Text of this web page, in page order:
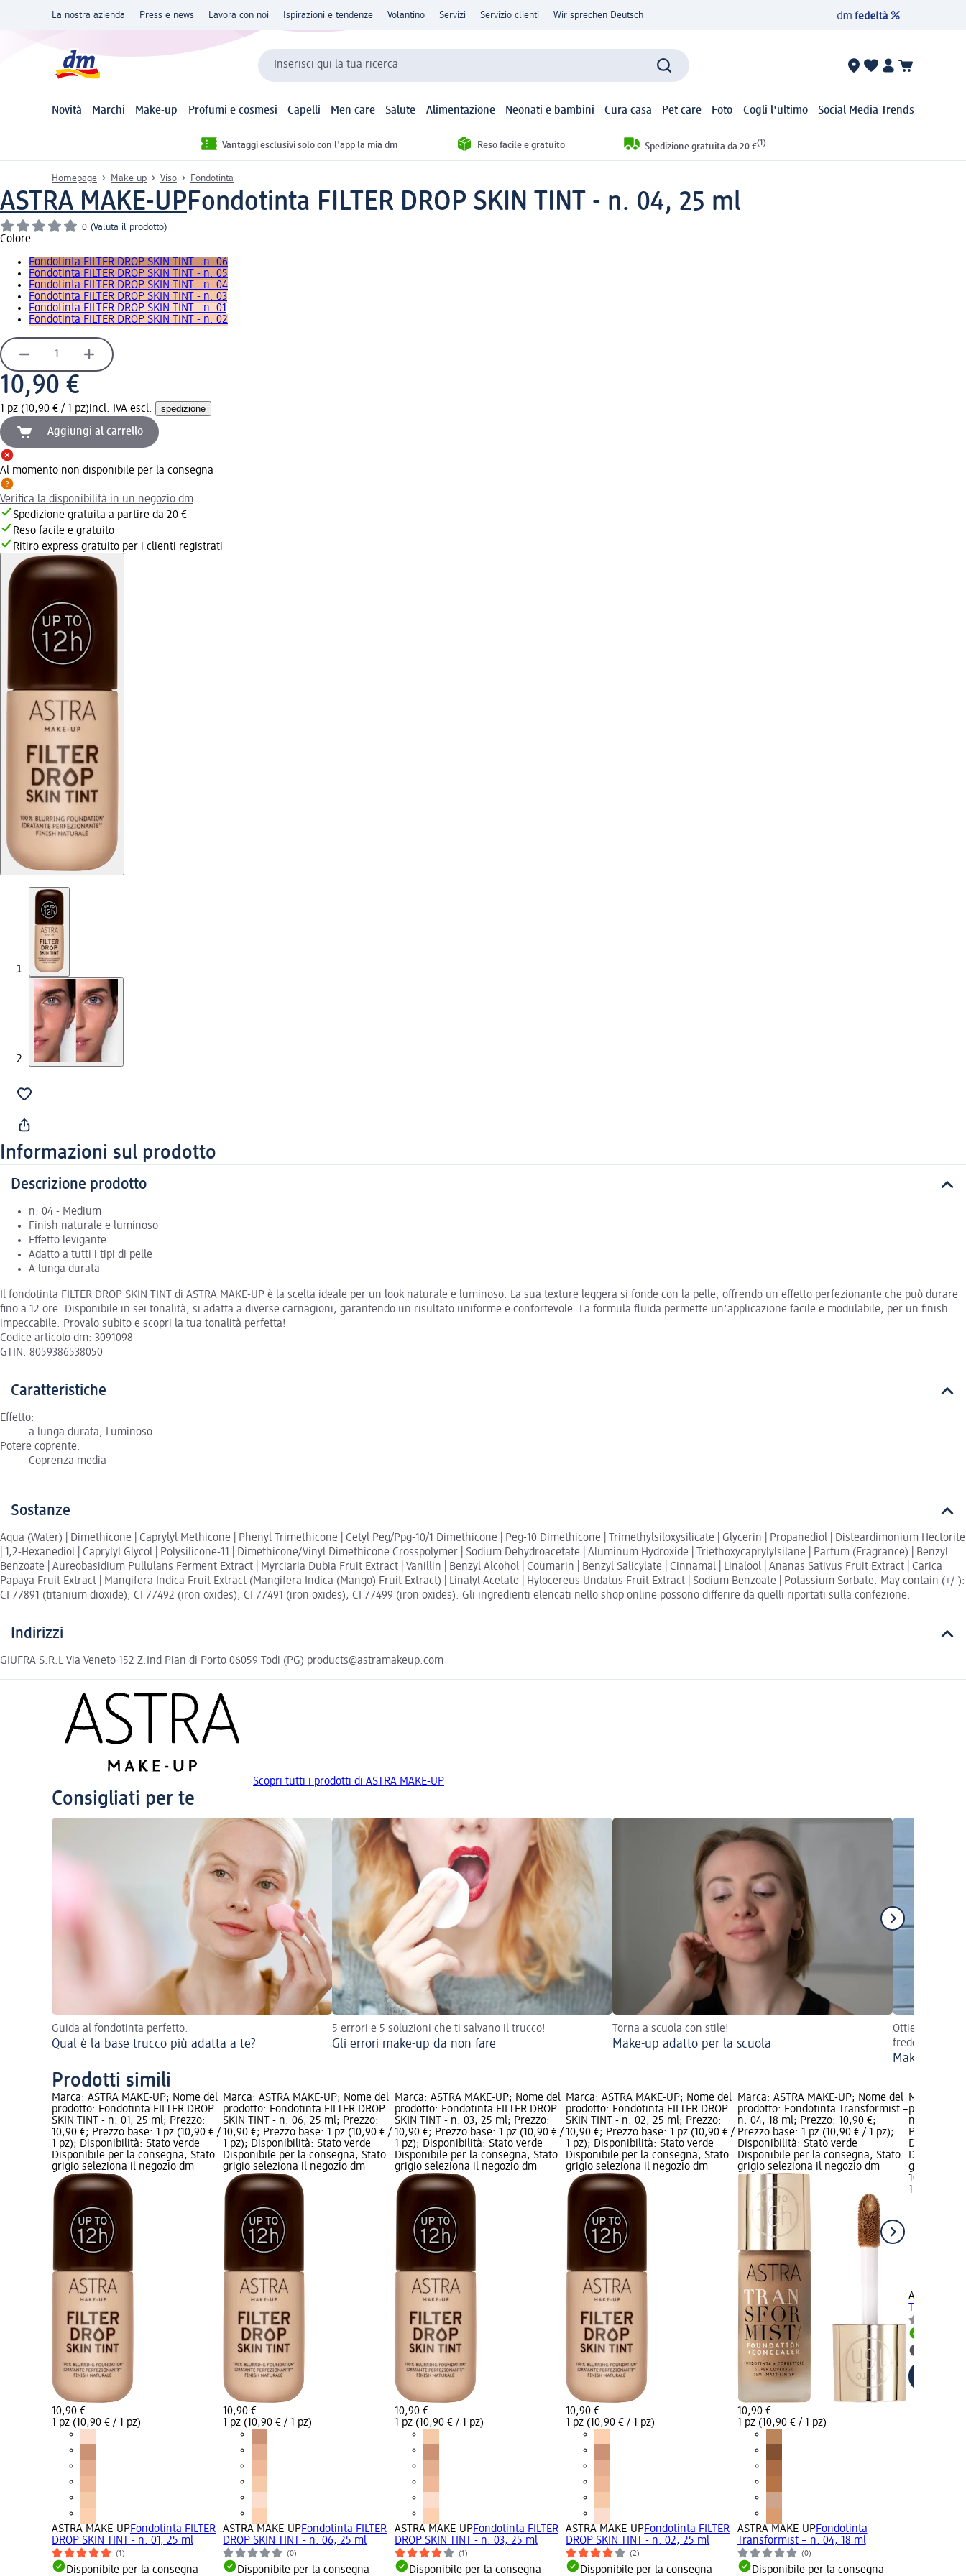
La nostra azienda Press e news Lavora con noi Ispirazioni e tendenze Volantino Servizi Servizio clienti Wir sprechen Deutsch
Inserisci qui la tua ricerca
Novità Marchi Make-up Profumi e cosmesi Capelli Men care Salute Alimentazione Neonati e bambini Cura casa Pet care Foto Cogli l'ultimo Social Media Trends
Vantaggi esclusivi solo con l'app la mia dm Reso facile e gratuito Spedizione gratuita da 20 €(1)
Homepage Make-up Viso Fondotinta
ASTRA MAKE-UPFondotinta FILTER DROP SKIN TINT - n. 04, 25 ml
0 (Valuta il prodotto)
Colore
Fondotinta FILTER DROP SKIN TINT - n. 06
Fondotinta FILTER DROP SKIN TINT - n. 05
Fondotinta FILTER DROP SKIN TINT - n. 04
Fondotinta FILTER DROP SKIN TINT - n. 03
Fondotinta FILTER DROP SKIN TINT - n. 01
Fondotinta FILTER DROP SKIN TINT - n. 02
10,90 €
1 pz (10,90 € / 1 pz)incl. IVA escl. spedizione
Aggiungi al carrello
Al momento non disponibile per la consegna
Verifica la disponibilità in un negozio dm
Spedizione gratuita a partire da 20 €
Reso facile e gratuito
Ritiro express gratuito per i clienti registrati
Informazioni sul prodotto
Descrizione prodotto
n. 04 - Medium
Finish naturale e luminoso
Effetto levigante
Adatto a tutti i tipi di pelle
A lunga durata
Il fondotinta FILTER DROP SKIN TINT di ASTRA MAKE-UP è la scelta ideale per un look naturale e luminoso. La sua texture leggera si fonde con la pelle, offrendo un effetto perfezionante che può durare
fino a 12 ore. Disponibile in sei tonalità, si adatta a diverse carnagioni, garantendo un risultato uniforme e confortevole. La formula fluida permette un'applicazione facile e modulabile, per un finish
impeccabile. Provalo subito e scopri la tua tonalità perfetta!
Codice articolo dm: 3091098
GTIN: 8059386538050
Caratteristiche
Effetto:
a lunga durata, Luminoso
Potere coprente:
Coprenza media
Sostanze
Aqua (Water) | Dimethicone | Caprylyl Methicone | Phenyl Trimethicone | Cetyl Peg/Ppg-10/1 Dimethicone | Peg-10 Dimethicone | Trimethylsiloxysilicate | Glycerin | Propanediol | Disteardimonium Hectorite
| 1,2-Hexanediol | Caprylyl Glycol | Polysilicone-11 | Dimethicone/Vinyl Dimethicone Crosspolymer | Sodium Dehydroacetate | Aluminum Hydroxide | Triethoxycaprylylsilane | Parfum (Fragrance) | Benzyl
Benzoate | Aureobasidium Pullulans Ferment Extract | Myrciaria Dubia Fruit Extract | Vanillin | Benzyl Alcohol | Coumarin | Benzyl Salicylate | Cinnamal | Linalool | Ananas Sativus Fruit Extract | Carica
Papaya Fruit Extract | Mangifera Indica Fruit Extract (Mangifera Indica (Mango) Fruit Extract) | Linalyl Acetate | Hylocereus Undatus Fruit Extract | Sodium Benzoate | Potassium Sorbate. May contain (+/-):
CI 77891 (titanium dioxide), CI 77492 (iron oxides), CI 77491 (iron oxides), CI 77499 (iron oxides). Gli ingredienti elencati nello shop online possono differire da quelli riportati sulla confezione.
Indirizzi
GIUFRA S.R.L Via Veneto 152 Z.Ind Pian di Porto 06059 Todi (PG) products@astramakeup.com
Scopri tutti i prodotti di ASTRA MAKE-UP
Consigliati per te
Guida al fondotinta perfetto.
Qual è la base trucco più adatta a te?
5 errori e 5 soluzioni che ti salvano il trucco!
Gli errori make-up da non fare
Torna a scuola con stile!
Make-up adatto per la scuola
Ottieni un
fredde!
Make-up
Prodotti simili
Marca: ASTRA MAKE-UP; Nome del
prodotto: Fondotinta FILTER DROP
SKIN TINT - n. 01, 25 ml; Prezzo:
10,90 €; Prezzo base: 1 pz (10,90 € /
1 pz); Disponibilità: Stato verde
Disponibile per la consegna, Stato
grigio seleziona il negozio dm
10,90 €
1 pz (10,90 € / 1 pz)
ASTRA MAKE-UPFondotinta FILTER
DROP SKIN TINT - n. 01, 25 ml
(1)
Disponibile per la consegna
Marca: ASTRA MAKE-UP; Nome del
prodotto: Fondotinta FILTER DROP
SKIN TINT - n. 06, 25 ml; Prezzo:
10,90 €; Prezzo base: 1 pz (10,90 € /
1 pz); Disponibilità: Stato verde
Disponibile per la consegna, Stato
grigio seleziona il negozio dm
10,90 €
1 pz (10,90 € / 1 pz)
ASTRA MAKE-UPFondotinta FILTER
DROP SKIN TINT - n. 06, 25 ml
(0)
Disponibile per la consegna
Marca: ASTRA MAKE-UP; Nome del
prodotto: Fondotinta FILTER DROP
SKIN TINT - n. 03, 25 ml; Prezzo:
10,90 €; Prezzo base: 1 pz (10,90 € /
1 pz); Disponibilità: Stato verde
Disponibile per la consegna, Stato
grigio seleziona il negozio dm
10,90 €
1 pz (10,90 € / 1 pz)
ASTRA MAKE-UPFondotinta FILTER
DROP SKIN TINT - n. 03, 25 ml
(1)
Disponibile per la consegna
Marca: ASTRA MAKE-UP; Nome del
prodotto: Fondotinta FILTER DROP
SKIN TINT - n. 02, 25 ml; Prezzo:
10,90 €; Prezzo base: 1 pz (10,90 € /
1 pz); Disponibilità: Stato verde
Disponibile per la consegna, Stato
grigio seleziona il negozio dm
10,90 €
1 pz (10,90 € / 1 pz)
ASTRA MAKE-UPFondotinta FILTER
DROP SKIN TINT - n. 02, 25 ml
(2)
Disponibile per la consegna
Marca: ASTRA MAKE-UP; Nome del
prodotto: Fondotinta Transformist –
n. 04, 18 ml; Prezzo: 10,90 €;
Prezzo base: 1 pz (10,90 € / 1 pz);
Disponibilità: Stato verde
Disponibile per la consegna, Stato
grigio seleziona il negozio dm
10,90 €
1 pz (10,90 € / 1 pz)
ASTRA MAKE-UPFondotinta
Transformist – n. 04, 18 ml
(0)
Disponibile per la consegna
Marca:
prodotto:
n. 06, 18
Prezzo
Disponibile
grigio
10,90 €
1 pz (10,90
ASTRA